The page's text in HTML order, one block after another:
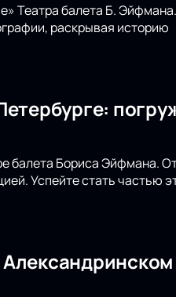
Театра балета Б.
раскрывая историю
балета Бориса Эйфмана.
Успейте стать частью